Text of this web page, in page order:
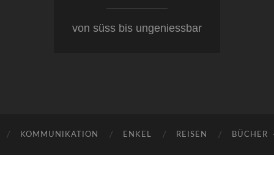
von süss bis ungeniessbar
KOMMUNIKATION ENKEL REISEN BÜCHER